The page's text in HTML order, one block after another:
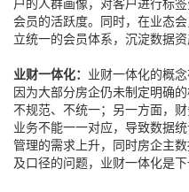
会员的活跃度。同时，在业态
立统一的会员体系，沉淀数据
业财一体化： 业财一体化的概
因为大部分房企仍未制定明确
不规范、不统一；另一方面，
业务不能一一对应，导致数据
管理的需求上升，同时房企主
及口径的问题，业财一体化是